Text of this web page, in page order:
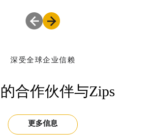
深受全球企业信赖
合作伙伴与Zips
更多信息